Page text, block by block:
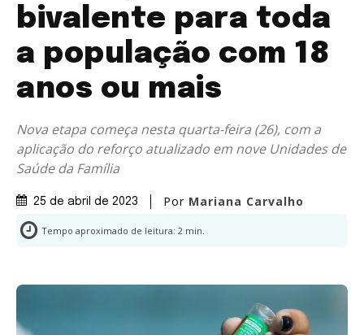
bivalente para toda
a população com 18
anos ou mais
Nova etapa começa nesta quarta-feira (26), com a
aplicação do reforço atualizado em nove Unidades de
Saúde da Família
25 de abril de 2023 Por Mariana Carvalho
Tempo aproximado de leitura: 2 min.